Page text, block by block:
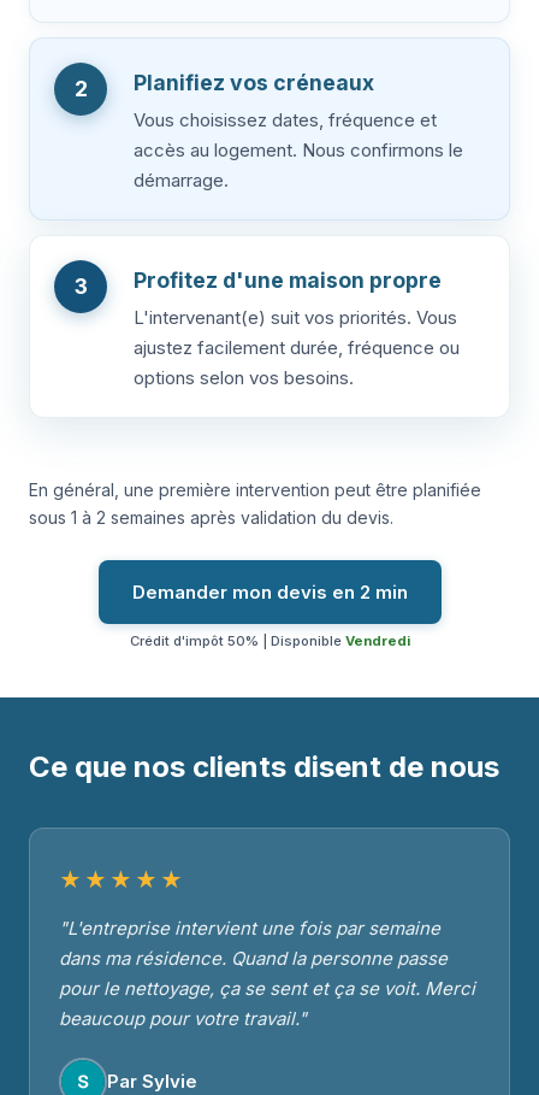
2 Planifiez vos créneaux
Vous choisissez dates, fréquence et
accès au logement. Nous confirmons le
démarrage.
3 Profitez d'une maison propre
L'intervenant(e) suit vos priorités. Vous
ajustez facilement durée, fréquence ou
options selon vos besoins.
En général, une première intervention peut être planifiée
sous 1 à 2 semaines après validation du devis.
Demander mon devis en 2 min
Crédit d'impôt 50% | Disponible Vendredi
Ce que nos clients disent de nous
★★★★★
"L'entreprise intervient une fois par semaine
dans ma résidence. Quand la personne passe
pour le nettoyage, ça se sent et ça se voit. Merci
beaucoup pour votre travail."
Par Sylvie